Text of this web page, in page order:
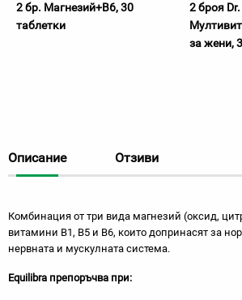
2 бр. Магнезий+B6, 30
таблетки
2 броя
за жени,
Описание Отзиви
Комбинация от три вида магнезий (оксид,
витамини В1, В5 и В6, които допринасят за
нервната и мускулната система.
Equilibra препоръчва при: